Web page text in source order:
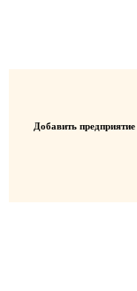
Добавить предприятие